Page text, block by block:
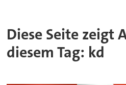
Diese Seite zeigt
diesem Tag: kd